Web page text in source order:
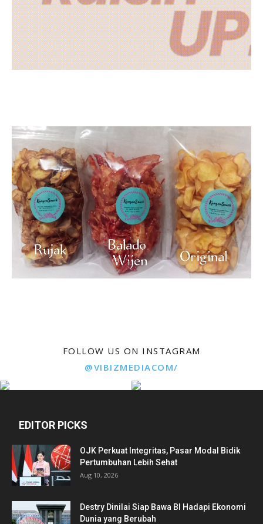
FOLLOW US ON INSTAGRAM
@VIBIZMEDIACOM/
EDITOR PICKS
OJK Perkuat Integritas, Pasar Modal Bidik
Pertumbuhan Lebih Sehat
Aug 10, 2026
Destry Dinilai Siap Bawa BI Hadapi Ekonomi
Dunia yang Berubah